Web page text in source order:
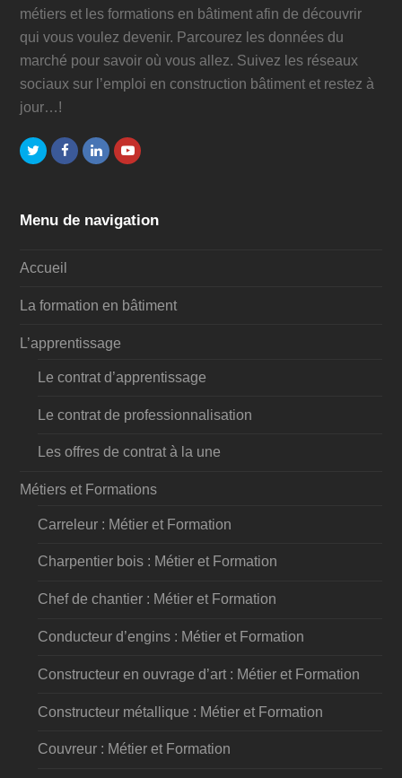
métiers et les formations en bâtiment afin de découvrir
qui vous voulez devenir. Parcourez les données du
marché pour savoir où vous allez. Suivez les réseaux
sociaux sur l’emploi en construction bâtiment et restez à
jour…!
TwitterFacebook
LinkedInYoutube
Menu de navigation
Accueil
La formation en bâtiment
L’apprentissage
Le contrat d’apprentissage
Le contrat de professionnalisation
Les offres de contrat à la une
Métiers et Formations
Carreleur : Métier et Formation
Charpentier bois : Métier et Formation
Chef de chantier : Métier et Formation
Conducteur d’engins : Métier et Formation
Constructeur en ouvrage d’art : Métier et Formation
Constructeur métallique : Métier et Formation
Couvreur : Métier et Formation